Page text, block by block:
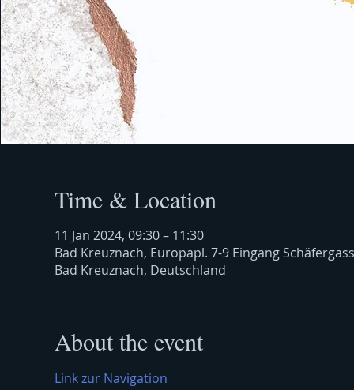
Time & Location
11 Jan 2024, 09:30 – 11:30
Bad Kreuznach, Europapl. 7-9 Eingang
Bad Kreuznach, Deutschland
About the event
Link zur Navigation